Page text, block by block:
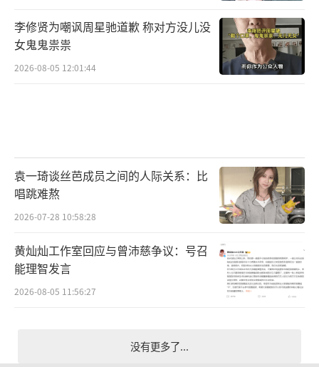
李修贤为嘲讽周星驰道歉 称对方没儿没
女鬼鬼祟祟
2026-08-05 12:01:44
袁一琦谈丝芭成员之间的人际关系：比
唱跳难熬
2026-07-28 10:58:28
黄灿灿工作室回应与曾沛慈争议：号召
能理智发言
2026-08-05 11:56:27
没有更多了...